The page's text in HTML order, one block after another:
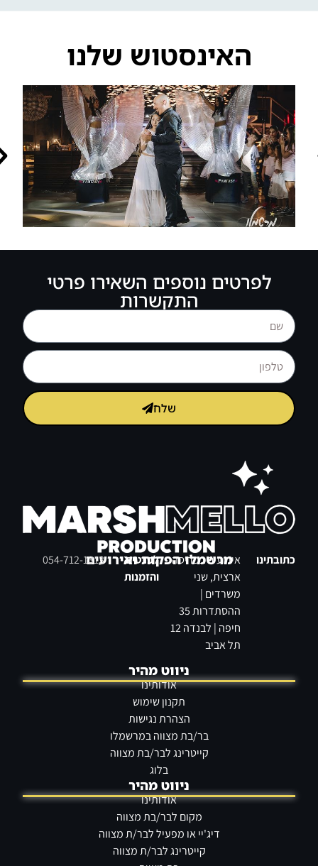
האינסטוש שלנו
לפרטים נוספים השאירו פרטי
התקשרות
שלח
מרשמלו הפקות ואירועים כתובתינו
אירועים בפריסה
ארצית, שני
משרדים |
ההסתדרות 35
חיפה | לבנדה 12
תל אביב
לפרטים
והזמנות
054-712-1313
ניווט מהיר
אודותינו
תקנון שימוש
הצהרת נגישות
בר/בת מצווה במרשמלו
קייטרינג לבר/בת מצווה
בלוג
ניווט מהיר
אודותינו
מקום לבר/בת מצווה
דיג'יי או מפעיל לבר/ת מצווה
קייטרינג לבר/ת מצווה